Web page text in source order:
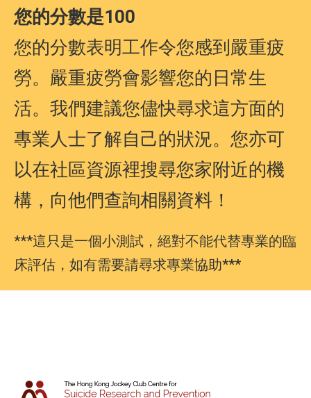
您的分數是100
您的分數表明工作令您感到嚴重疲
勞。嚴重疲勞會影響您的日常生
活。我們建議您儘快尋求這方面的
專業人士了解自己的狀況。您亦可
以在社區資源裡搜尋您家附近的機
構，向他們查詢相關資料！
***這只是一個小測試，絕對不能代替專業的臨
床評估，如有需要請尋求專業協助***